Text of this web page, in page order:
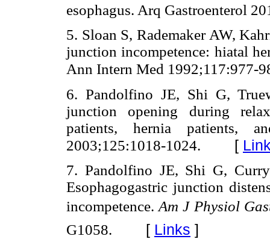
esophagus. Arq Gastroenterol
5. Sloan S, Rademaker AW,
junction incompetence: hiatal
Ann Intern Med 1992;117:977-
6. Pandolfino JE, Shi G,
junction opening during
patients, hernia patients,
2003;125:1018-1024. [
7. Pandolfino JE, Shi G,
Esophagogastric junction
incompetence.Am J Physiol
G1058. [ Links ]